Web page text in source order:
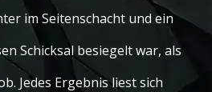
im Seitenschacht und ein
Schicksal besiegelt war, als
Jedes Ergebnis liest sich